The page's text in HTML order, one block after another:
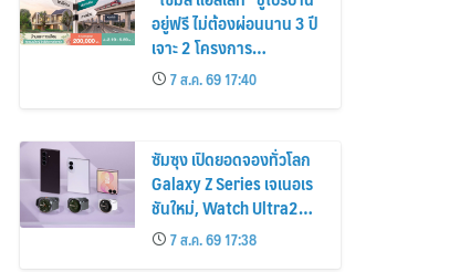
อยู่ฟรี ไม่ต้องผ่อนนาน 3 ปี
เจาะ 2 โครงการ
“Siamese Holm–
Siamese Blossom”
พร้อมส่วนลดและสิทธิพิเศษ
ถึง 31 สิงหาคม 2569
7 ส.ค. 69 17:40
ซัมซุง เปิดยอดจองทั่วโลก
Galaxy Z Series เจเนอเร
ชันใหม่, Watch Ultra2
และ Watch9 สูงกว่ารุ่น
ก่อนหน้ากว่า 30%
7 ส.ค. 69 17:38